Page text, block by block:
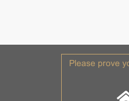
Please prove